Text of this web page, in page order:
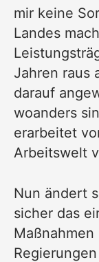
mir keine
Landes
Jahren raus
darauf
woanders
erarbeitet
Arbeitswelt
Nun ändert
sicher das